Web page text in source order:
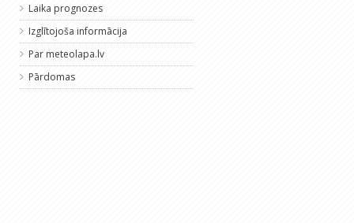
Laika prognozes
Izglītojoša informācija
Par meteolapa.lv
Pārdomas